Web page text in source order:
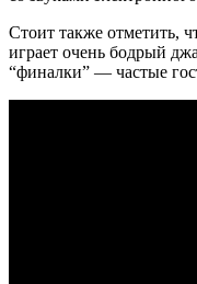
Стоит также отметить,
играет очень бодрый
“финалки” — частые